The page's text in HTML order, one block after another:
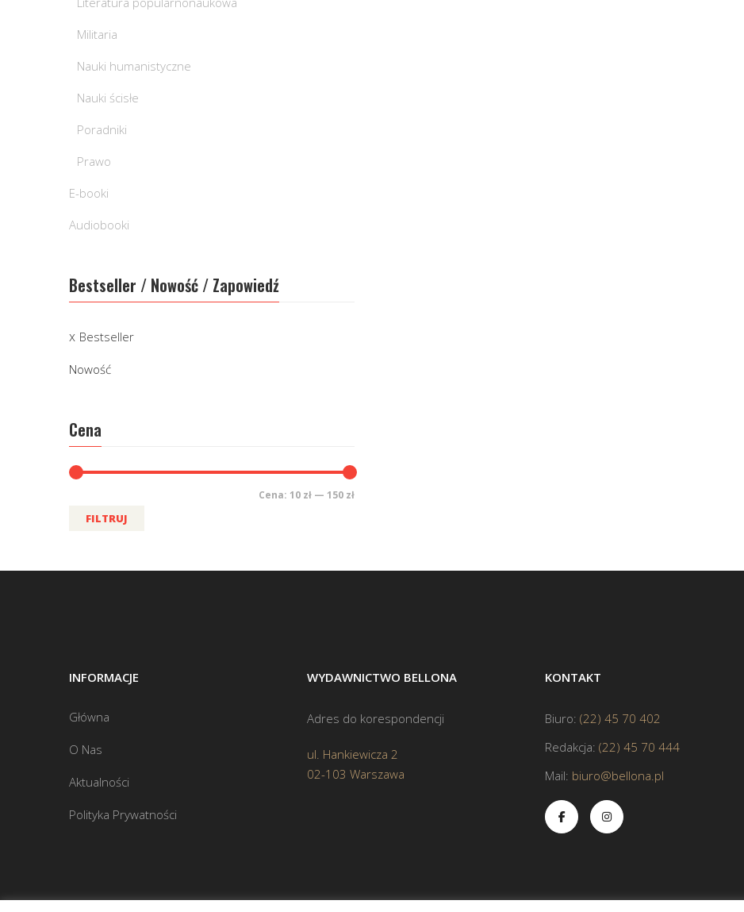
Militaria
Nauki humanistyczne
Nauki ścisłe
Poradniki
Prawo
E-booki
Audiobooki
Bestseller / Nowość / Zapowiedź
Bestseller
Nowość
Cena
FILTRUJ
Cena: 10 zł — 150 zł
INFORMACJE
Główna
O Nas
Aktualności
Polityka Prywatności
WYDAWNICTWO BELLONA
Adres do korespondencji
ul. Hankiewicza 2
02-103 Warszawa
KONTAKT
Biuro: (22) 45 70 402
Redakcja: (22) 45 70 444
Mail: biuro@bellona.pl